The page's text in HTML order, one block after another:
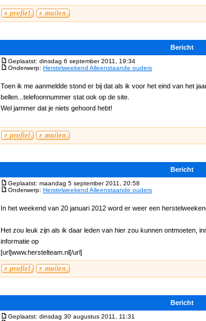
Bericht
Geplaatst: dinsdag 6 september 2011, 19:34
Onderwerp: Herstelweekend Alleenstaande ouders
Toen ik me aanmeldde stond er bij dat als ik voor het eind van het
bellen...telefoonnummer stat ook op de site.
Wel jammer dat je niets gehoord hebt!
Bericht
Geplaatst: maandag 5 september 2011, 20:58
Onderwerp: Herstelweekend Alleenstaande ouders
In het weekend van 20 januari 2012 word er weer een
Het zou leuk zijn als ik daar leden van hier zou kunnen ontmoeten,
informatie op
[url]www.herstelteam.nl[/url]
Bericht
Geplaatst: dinsdag 30 augustus 2011, 11:31